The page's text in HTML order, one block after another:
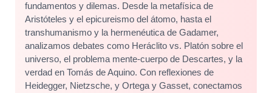
fundamentos y dilemas. Desde la metafísica de
Aristóteles y el epicureismo del átomo, hasta el
transhumanismo y la hermenéutica de Gadamer,
analizamos debates como Heráclito vs. Platón sobre el
universo, el problema mente-cuerpo de Descartes, y la
verdad en Tomás de Aquino. Con reflexiones de
Heidegger, Nietzsche, y Ortega y Gasset, conectamos